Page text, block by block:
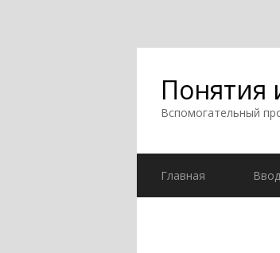
Понятия
Вспомогательный
Главная